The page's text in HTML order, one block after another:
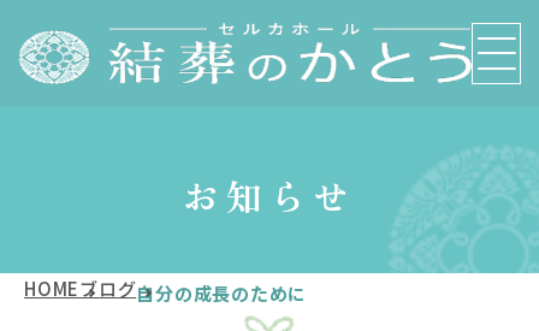
お知らせ
HOMEブログ自分の成長のために